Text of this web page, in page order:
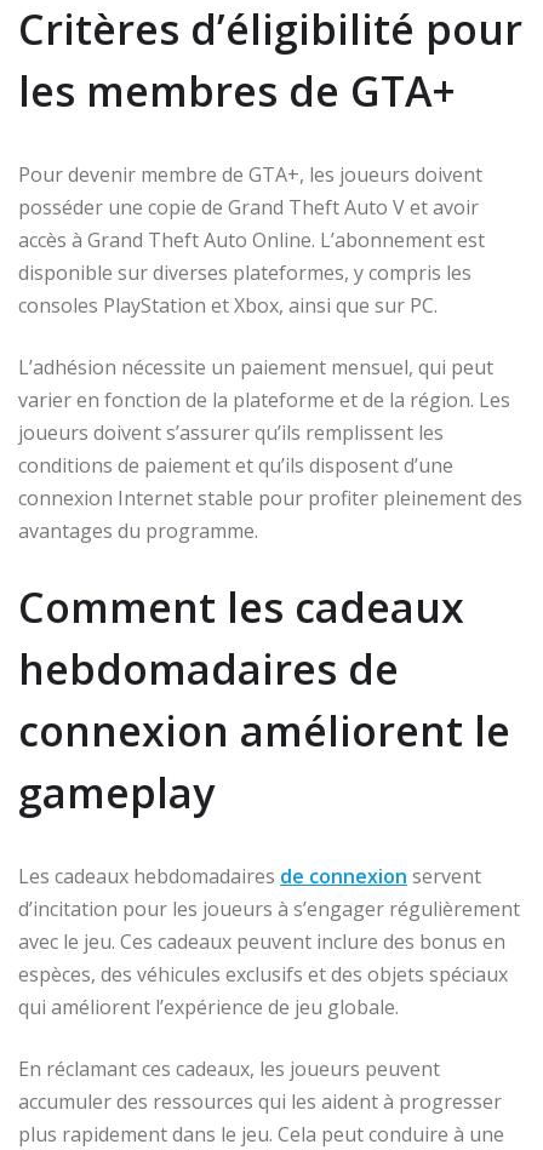
Critères d’éligibilité pour
les membres de GTA+
Pour devenir membre de GTA+, les joueurs doivent
posséder une copie de Grand Theft Auto V et avoir
accès à Grand Theft Auto Online. L’abonnement est
disponible sur diverses plateformes, y compris les
consoles PlayStation et Xbox, ainsi que sur PC.
L’adhésion nécessite un paiement mensuel, qui peut
varier en fonction de la plateforme et de la région. Les
joueurs doivent s’assurer qu’ils remplissent les
conditions de paiement et qu’ils disposent d’une
connexion Internet stable pour profiter pleinement des
avantages du programme.
Comment les cadeaux
hebdomadaires de
connexion améliorent le
gameplay
Les cadeaux hebdomadaires de connexion servent
d’incitation pour les joueurs à s’engager régulièrement
avec le jeu. Ces cadeaux peuvent inclure des bonus en
espèces, des véhicules exclusifs et des objets spéciaux
qui améliorent l’expérience de jeu globale.
En réclamant ces cadeaux, les joueurs peuvent
accumuler des ressources qui les aident à progresser
plus rapidement dans le jeu. Cela peut conduire à une